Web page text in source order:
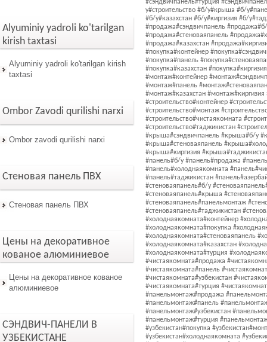
Alyuminiy yadroli ko'tarilgan
kirish taxtasi
Alyuminiy yadroli ko'tarilgan kirish
taxtasi
Ombor Zavodi qurilishi narxi
Ombor zavodi qurilishi narxi
Стеновая панель ПВХ
Стеновая панель ПВХ
Цены на декоративное
кованое алюминиевое
Цены на декоративное кованое
алюминиевое
СЭНДВИЧ-ПАНЕЛИ В
УЗБЕКИСТАНЕ